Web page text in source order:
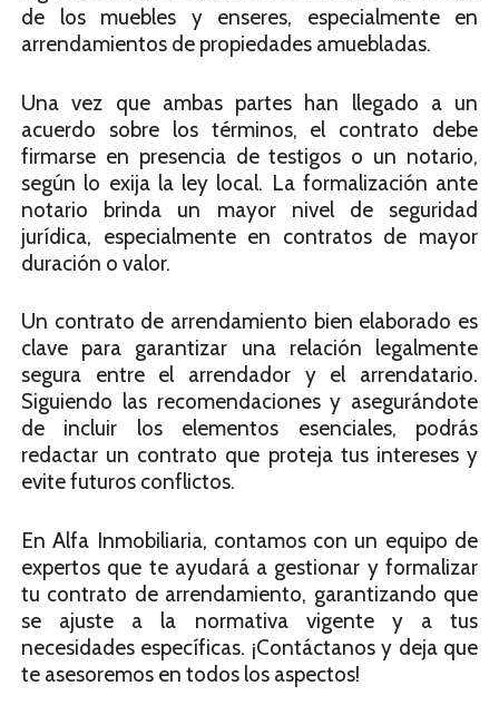
de los muebles y enseres, especialmente en
arrendamientos de propiedades amuebladas.
Una vez que ambas partes han llegado a un
acuerdo sobre los términos, el contrato debe
firmarse en presencia de testigos o un notario,
según lo exija la ley local. La formalización ante
notario brinda un mayor nivel de seguridad
jurídica, especialmente en contratos de mayor
duración o valor.
Un contrato de arrendamiento bien elaborado es
clave para garantizar una relación legalmente
segura entre el arrendador y el arrendatario.
Siguiendo las recomendaciones y asegurándote
de incluir los elementos esenciales, podrás
redactar un contrato que proteja tus intereses y
evite futuros conflictos.
En Alfa Inmobiliaria, contamos con un equipo de
expertos que te ayudará a gestionar y formalizar
tu contrato de arrendamiento, garantizando que
se ajuste a la normativa vigente y a tus
necesidades específicas. ¡Contáctanos y deja que
te asesoremos en todos los aspectos!